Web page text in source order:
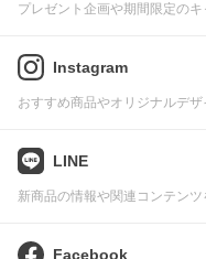
プレゼント企画や期間限定の
Instagram
おすすめ商品やオリジナルデ
LINE
新商品の情報や関連コンテンツ
Facebook